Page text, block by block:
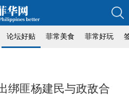
论坛好贴 菲常美食 菲常好玩
绑匪杨建民与政敌合